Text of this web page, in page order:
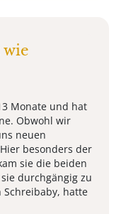
Monate und hat
Obwohl wir
neuen
besonders der
sie die beiden
durchgängig zu
Schreibaby, hatte